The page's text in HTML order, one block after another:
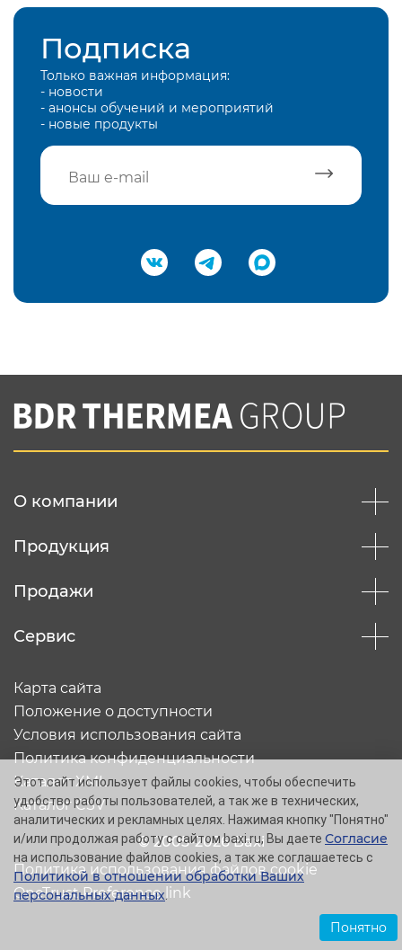
Подписка
Только важная информация:
- новости
- анонсы обучений и мероприятий
- новые продукты
Подтвердить e-mail
Вы соглашаетесь с нашей политикой
конфеденциальности
О компании
Продукция
Продажи
Сервис
© 2005-2026 Baxi
Карта сайта
Положение о доступности
Условия использования сайта
Политика конфиденциальности
Каталог XML
Каталог CSV
Политика использования файлов cookie
OneTrust Preference link
Этот сайт использует файлы cookies, чтобы обеспечить
удобство работы пользователей, а так же в технических,
аналитических и рекламных целях. Нажимая кнопку "Понятно"
и/или продолжая работу с сайтом baxi.ru, Вы даете Согласие
на использование файлов cookies, а так же соглашаетесь с
Политикой в отношении обработки Ваших
персональных данных.
Понятно